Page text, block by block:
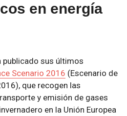
en energía
publicado sus últimos
Scenario 2016 (Escenario de
que recogen las
y emisión de gases
en la Unión Europea